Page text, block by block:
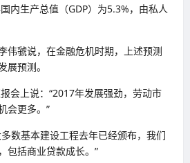
内生产总值（GDP）为5.3%，由私人
伟虢说，在金融危机时期，上述预测
展预测。
会上说：“2017年发展强劲，劳动市
会更多。”
数基本建设工程去年已经颁布，我们
包括商业贷款成长。”